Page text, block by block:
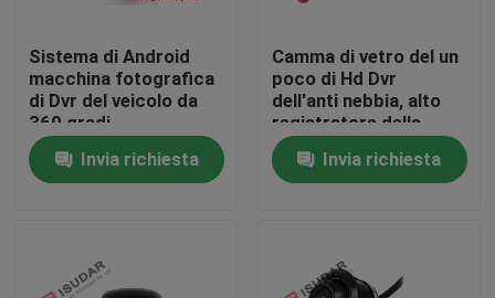
Casa
Circa noi
Sistema di Android
macchina fotografica
di Dvr del veicolo da
360 gradi,
registratore movente
della camma del un
poco di Hd 720p video
Invia richiesta
Camma di vetro del un
poco di Hd Dvr
dell'anti nebbia, alto
registratore della
videocamera
dell'automobile di
sensibilità
Invia richiesta